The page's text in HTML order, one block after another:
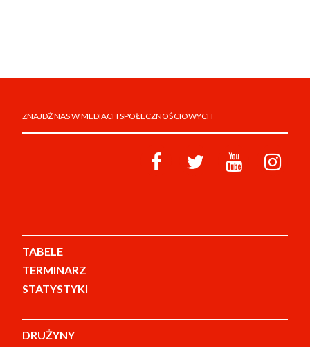
ZNAJDŹ NAS W MEDIACH SPOŁECZNOŚCIOWYCH
TABELE
TERMINARZ
STATYSTYKI
DRUŻYNY